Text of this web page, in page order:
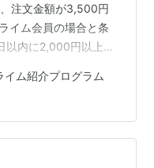
注文金額が3,500円
イム会員の場合と条
以内に2,000円以上お
ください。 プライム
ポイントもらえる
ー先行セール開催中
購入で1,000ポイント
イム紹介プログラム